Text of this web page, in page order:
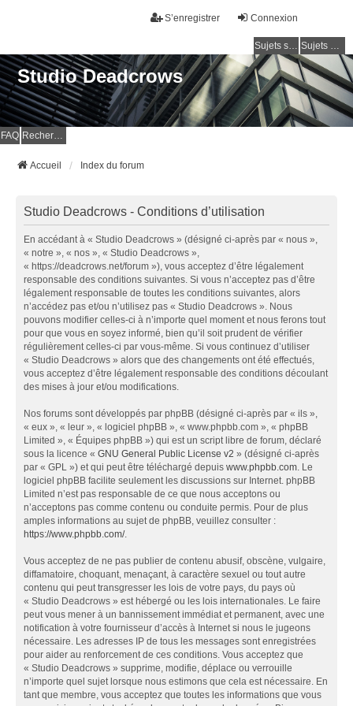
Connexion
S’enregistrer
Sujets sans réponse Sujets actifs
Studio Deadcrows
FAQ Rechercher
Accueil Index du forum
Studio Deadcrows - Conditions d’utilisation
En accédant à « Studio Deadcrows » (désigné ci-après par « nous »,
« notre », « nos », « Studio Deadcrows »,
« https://deadcrows.net/forum »), vous acceptez d’être légalement
responsable des conditions suivantes. Si vous n’acceptez pas d’être
légalement responsable de toutes les conditions suivantes, alors
n’accédez pas et/ou n’utilisez pas « Studio Deadcrows ». Nous
pouvons modifier celles-ci à n’importe quel moment et nous ferons tout
pour que vous en soyez informé, bien qu’il soit prudent de vérifier
régulièrement celles-ci par vous-même. Si vous continuez d’utiliser
« Studio Deadcrows » alors que des changements ont été effectués,
vous acceptez d’être légalement responsable des conditions découlant
des mises à jour et/ou modifications.
Nos forums sont développés par phpBB (désigné ci-après par « ils »,
« eux », « leur », « logiciel phpBB », « www.phpbb.com », « phpBB
Limited », « Équipes phpBB ») qui est un script libre de forum, déclaré
sous la licence « GNU General Public License v2 » (désigné ci-après
par « GPL ») et qui peut être téléchargé depuis www.phpbb.com. Le
logiciel phpBB facilite seulement les discussions sur Internet. phpBB
Limited n’est pas responsable de ce que nous acceptons ou
n’acceptons pas comme contenu ou conduite permis. Pour de plus
amples informations au sujet de phpBB, veuillez consulter :
https://www.phpbb.com/.
Vous acceptez de ne pas publier de contenu abusif, obscène, vulgaire,
diffamatoire, choquant, menaçant, à caractère sexuel ou tout autre
contenu qui peut transgresser les lois de votre pays, du pays où
« Studio Deadcrows » est hébergé ou les lois internationales. Le faire
peut vous mener à un bannissement immédiat et permanent, avec une
notification à votre fournisseur d’accès à Internet si nous le jugeons
nécessaire. Les adresses IP de tous les messages sont enregistrées
pour aider au renforcement de ces conditions. Vous acceptez que
« Studio Deadcrows » supprime, modifie, déplace ou verrouille
n’importe quel sujet lorsque nous estimons que cela est nécessaire. En
tant que membre, vous acceptez que toutes les informations que vous